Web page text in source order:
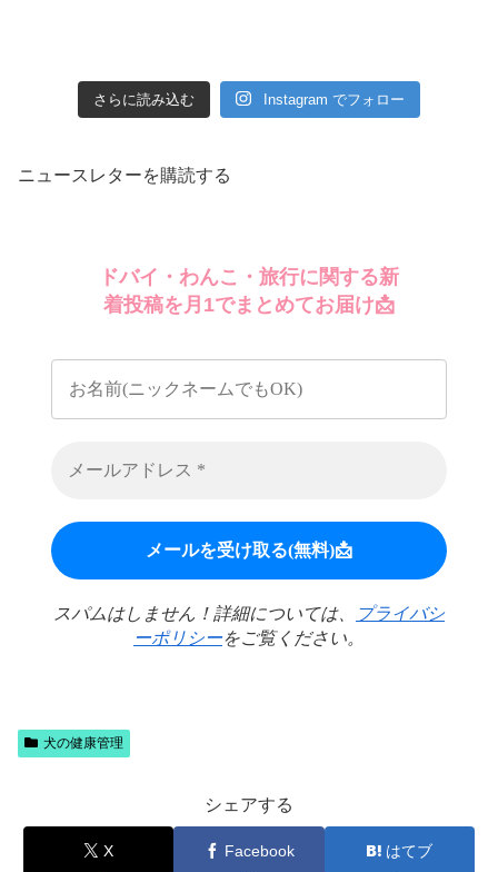
さらに読み込む Instagram でフォロー
ニュースレターを購読する
ドバイ・わんこ・旅行に関する新
着投稿を月1でまとめてお届け📩
スパムはしません！詳細については、
プライバシ
ーポリシーをご覧ください。
犬の健康管理
シェアする
X Facebook はてブ